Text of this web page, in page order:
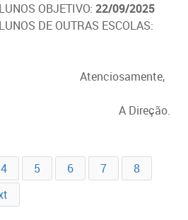
OBJETIVO: 22/09/2025
DE OUTRAS ESCOLAS:
Atenciosamente,
A Direção.
4 5 6 7
8